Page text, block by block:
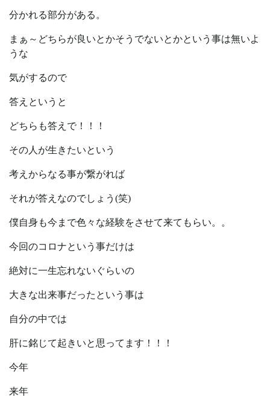
分かれる部分がある。
まぁ～どちらが良いとかそうでないとかという事は無いよ
うな
気がするので
答えというと
どちらも答えで！！！
その人が生きたいという
考えからなる事が繋がれば
それが答えなのでしょう(笑)
僕自身も今まで色々な経験をさせて来てもらい。。
今回のコロナという事だけは
絶対に一生忘れないぐらいの
大きな出来事だったという事は
自分の中では
肝に銘じて起きいと思ってます！！！
今年
来年